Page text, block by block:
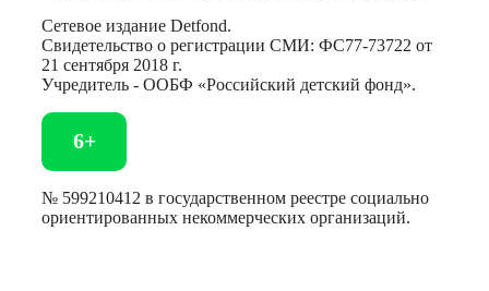
Сетевое издание Detfond.
Свидетельство о регистрации СМИ: ФС77-73722 от
21 сентября 2018 г.
Учредитель - ООБФ «Российский детский фонд».
6+
№ 599210412 в государственном реестре социально
ориентированных некоммерческих организаций.